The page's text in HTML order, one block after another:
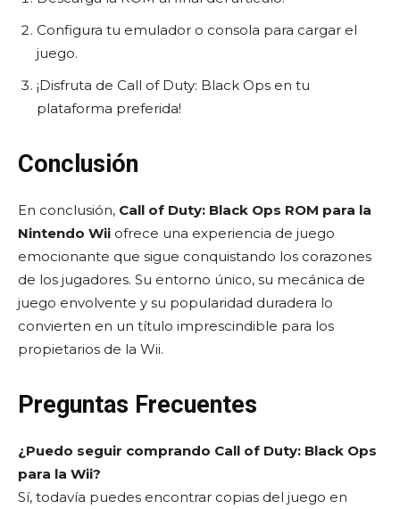
Configura tu emulador o consola para cargar el
juego.
¡Disfruta de Call of Duty: Black Ops en tu
plataforma preferida!
Conclusión
En conclusión, Call of Duty: Black Ops ROM para la
Nintendo Wii ofrece una experiencia de juego
emocionante que sigue conquistando los corazones
de los jugadores. Su entorno único, su mecánica de
juego envolvente y su popularidad duradera lo
convierten en un título imprescindible para los
propietarios de la Wii.
Preguntas Frecuentes
¿Puedo seguir comprando Call of Duty: Black Ops
para la Wii?
Sí, todavía puedes encontrar copias del juego en